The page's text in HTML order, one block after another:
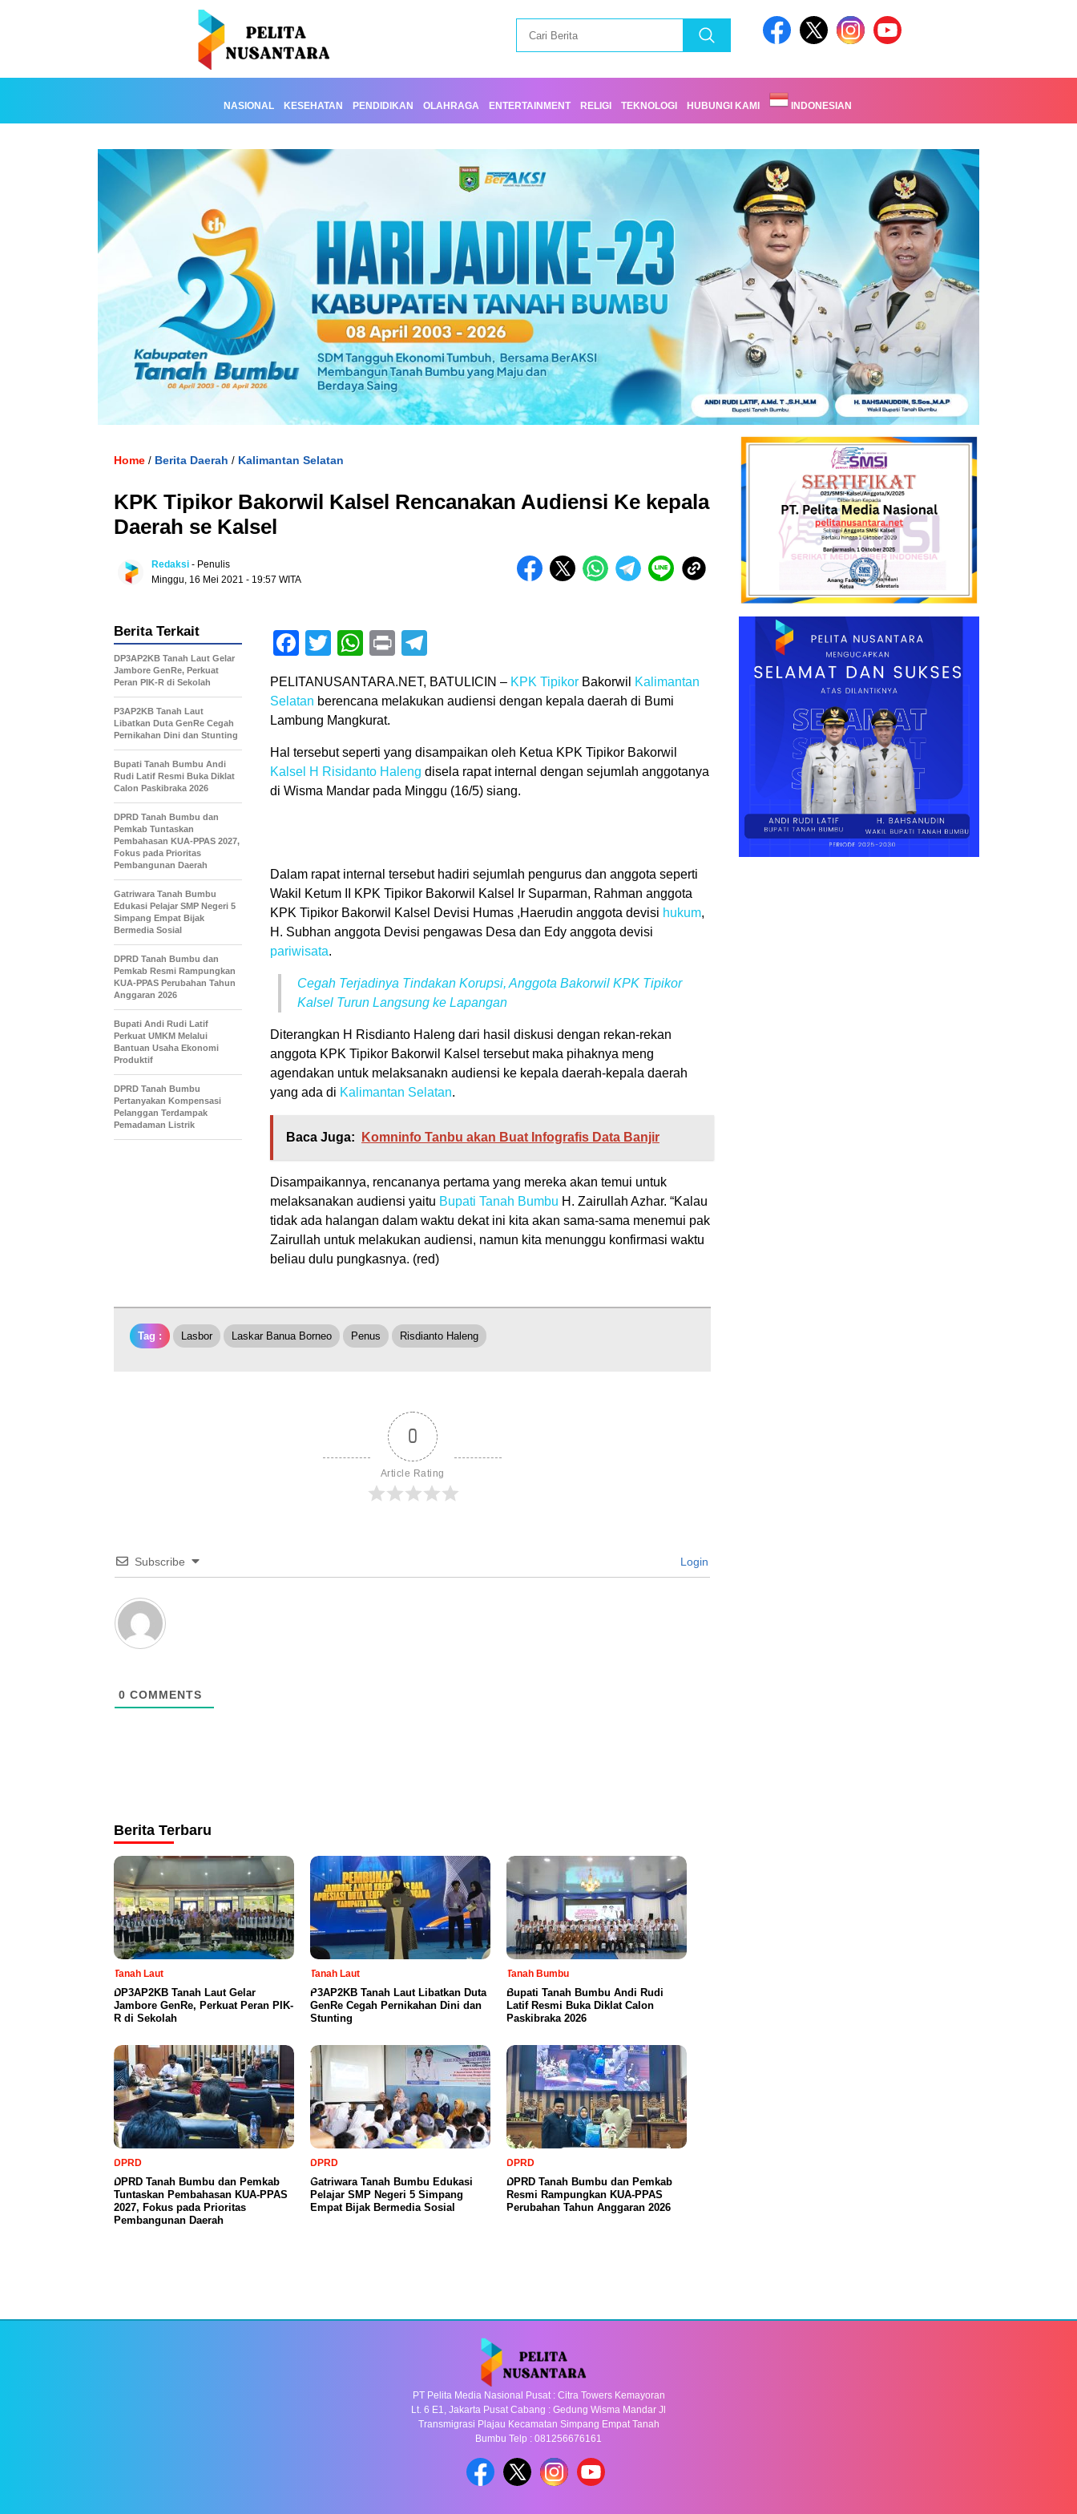
NASIONAL KESEHATAN PENDIDIKAN OLAHRAGA ENTERTAINMENT RELIGI TEKNOLOGI HUBUNGI KAMI INDONESIAN
Home / Berita Daerah / Kalimantan Selatan
KPK Tipikor Bakorwil Kalsel Rencanakan Audiensi Ke kepala
Daerah se Kalsel
Redaksi - Penulis
Minggu, 16 Mei 2021 - 19:57 WITA
Facebook
TwitterWhatsApp
Print
PELITANUSANTARA.NET, BATULICIN – KPK Tipikor Bakorwil
Kalimantan
Selatan berencana melakukan audiensi dengan kepala daerah di Bumi
Lambung Mangkurat.
Hal tersebut seperti yang disampaikan oleh Ketua KPK Tipikor Bakorwil
Kalsel H Risidanto Haleng disela rapat internal dengan sejumlah anggotanya
di Wisma Mandar pada Minggu (16/5) siang.
Dalam rapat internal tersebut hadiri sejumlah pengurus dan anggota seperti
Wakil Ketum II KPK Tipikor Bakorwil Kalsel Ir Suparman, Rahman anggota
KPK Tipikor Bakorwil Kalsel Devisi Humas ,Haerudin anggota devisi hukum,
H. Subhan anggota Devisi pengawas Desa dan Edy anggota devisi
pariwisata.
Cegah Terjadinya Tindakan Korupsi, Anggota Bakorwil KPK Tipikor
Kalsel Turun Langsung ke Lapangan
Diterangkan H Risdianto Haleng dari hasil diskusi dengan rekan-rekan
anggota KPK Tipikor Bakorwil Kalsel tersebut maka pihaknya meng
agendakan untuk melaksanakn audiensi ke kepala daerah-kepala daerah
yang ada di Kalimantan Selatan.
Baca Juga: Komninfo Tanbu akan Buat Infografis Data Banjir
Disampaikannya, rencananya pertama yang mereka akan temui untuk
melaksanakan audiensi yaitu Bupati Tanah Bumbu H. Zairullah Azhar. “Kalau
tidak ada halangan dalam waktu dekat ini kita akan sama-sama menemui pak
Zairullah untuk melakukan audiensi, namun kita menunggu konfirmasi waktu
beliau dulu pungkasnya. (red)
Berita Terkait
DP3AP2KB Tanah Laut Gelar
Jambore GenRe, Perkuat
Peran PIK-R di Sekolah
P3AP2KB Tanah Laut
Libatkan Duta GenRe Cegah
Pernikahan Dini dan Stunting
Bupati Tanah Bumbu Andi
Rudi Latif Resmi Buka Diklat
Calon Paskibraka 2026
DPRD Tanah Bumbu dan
Pemkab Tuntaskan
Pembahasan KUA-PPAS 2027,
Fokus pada Prioritas
Pembangunan Daerah
Gatriwara Tanah Bumbu
Edukasi Pelajar SMP Negeri 5
Simpang Empat Bijak
Bermedia Sosial
DPRD Tanah Bumbu dan
Pemkab Resmi Rampungkan
KUA-PPAS Perubahan Tahun
Anggaran 2026
Bupati Andi Rudi Latif
Perkuat UMKM Melalui
Bantuan Usaha Ekonomi
Produktif
DPRD Tanah Bumbu
Pertanyakan Kompensasi
Pelanggan Terdampak
Pemadaman Listrik
Tag : Lasbor Laskar Banua Borneo Penus Risdianto Haleng
0
Article Rating
Subscribe Login
0 COMMENTS
Berita Terbaru
Tanah Laut
DP3AP2KB Tanah Laut Gelar
Jambore GenRe, Perkuat Peran PIK-
R di Sekolah
Tanah Laut
P3AP2KB Tanah Laut Libatkan Duta
GenRe Cegah Pernikahan Dini dan
Stunting
Tanah Bumbu
Bupati Tanah Bumbu Andi Rudi
Latif Resmi Buka Diklat Calon
Paskibraka 2026
DPRD
DPRD Tanah Bumbu dan Pemkab
Tuntaskan Pembahasan KUA-PPAS
2027, Fokus pada Prioritas
Pembangunan Daerah
DPRD
Gatriwara Tanah Bumbu Edukasi
Pelajar SMP Negeri 5 Simpang
Empat Bijak Bermedia Sosial
DPRD
DPRD Tanah Bumbu dan Pemkab
Resmi Rampungkan KUA-PPAS
Perubahan Tahun Anggaran 2026
PT Pelita Media Nasional Pusat : Citra Towers Kemayoran
Lt. 6 E1, Jakarta Pusat Cabang : Gedung Wisma Mandar Jl
Transmigrasi Plajau Kecamatan Simpang Empat Tanah
Bumbu Telp : 081256676161